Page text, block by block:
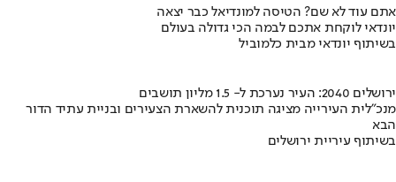
אתם עוד לא שם? הטיסה למונדיאל כבר יצאה
יונדאי לוקחת אתכם לבמה הכי גדולה בעולם
בשיתוף יונדאי מבית כלמוביל
ירושלים 2040: העיר נערכת ל- 1.5 מליון תושבים
מנכ"לית העירייה מציגה תוכנית להשארת הצעירים ובניית עתיד הדור
הבא
בשיתוף עיריית ירושלים